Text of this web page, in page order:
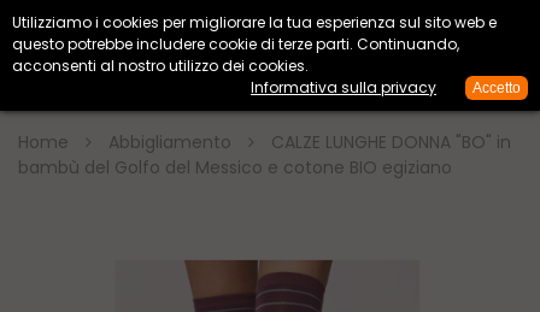
Home Abbigliamento
CALZE LUNGHE DONNA "BO" in
bambù del Golfo del Messico e cotone BIO egiziano
Utilizziamo i cookies per migliorare la tua esperienza sul sito web e
questo potrebbe includere cookie di terze parti. Continuando,
acconsenti al nostro utilizzo dei cookies.
Informativa sulla privacy
Accetto
 
